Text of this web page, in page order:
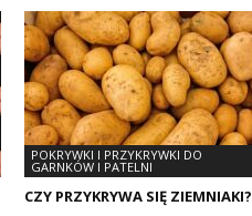
POKRYWKI I PRZYKRYWKI DO
GARNKÓW I PATELNI
CZY PRZYKRYWA SIĘ ZIEMNIAKI?